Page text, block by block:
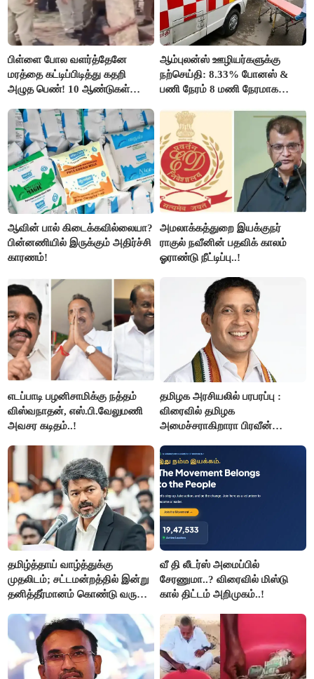
பிள்ளை போல வளர்த்தேனே
மரத்தை கட்டிப்பிடித்து கதறி
அழுத பெண்! 10 ஆண்டுகள்
வெட்டி சாய்ப்பு..!
ஆம்புலன்ஸ் ஊழியர்களுக்கு
நற்செய்தி: 8.33% போனஸ் &
பணி நேரம் 8 மணி நேரமாக
ஆவின் பால் கிடைக்கவில்லையா?
பின்னணியில் இருக்கும் அதிர்ச்சி
காரணம்!
அமலாக்கத்துறை இயக்குநர்
ராகுல் நவீனின் பதவிக் காலம்
ஓராண்டு நீட்டிப்பு..!
எடப்பாடி பழனிசாமிக்கு நத்தம்
விஸ்வநாதன், எஸ்.பி.வேலுமணி
அவசர கடிதம்..!
தமிழக அரசியலில் பரபரப்பு :
விரைவில் தமிழக
அமைச்சராகிறாரா பிரவீன்
தமிழ்த்தாய் வாழ்த்துக்கு
முதலிடம்; சட்டமன்றத்தில் இன்று
தனித்தீர்மானம் கொண்டு வரும்
வீ தி லீடர்ஸ் அமைப்பில்
சேரணுமா..? விரைவில் மிஸ்டு
கால் திட்டம் அறிமுகம்..!